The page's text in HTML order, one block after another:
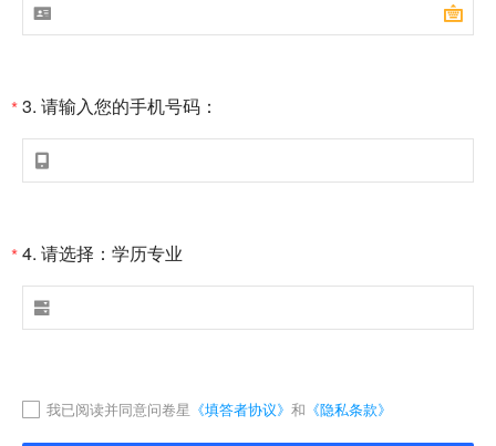
 
*3. 请输入您的手机号码：

*4. 请选择：学历专业

我已阅读并同意问卷星 《填答者协议》 和 《隐私条款》